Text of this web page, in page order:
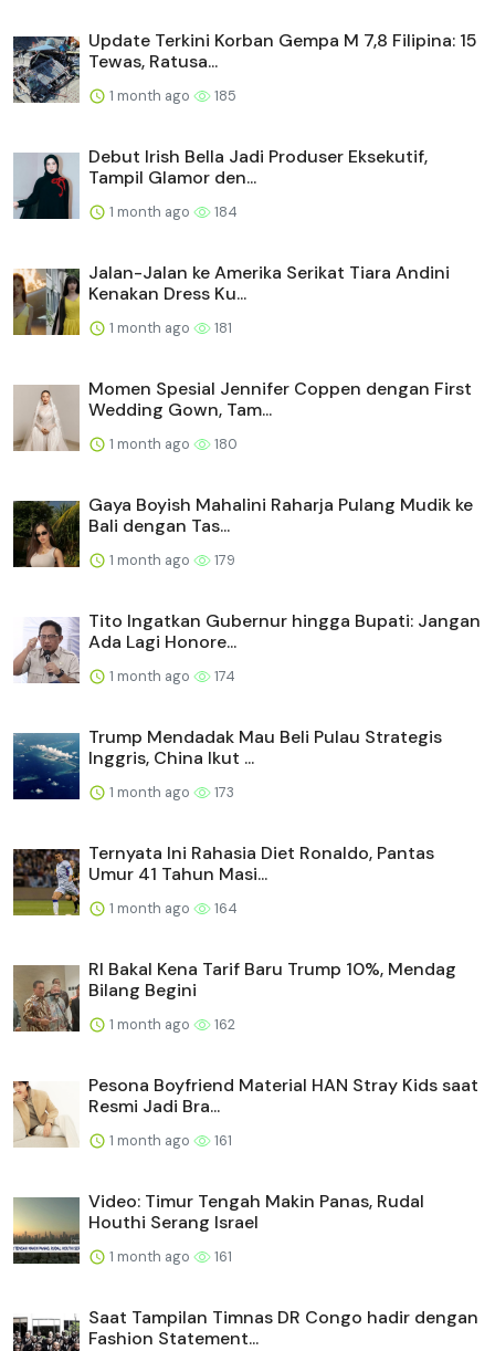
Update Terkini Korban Gempa M 7,8 Filipina: 15
Tewas, Ratusa...
1 month ago 185
Debut Irish Bella Jadi Produser Eksekutif,
Tampil Glamor den...
1 month ago 184
Jalan-Jalan ke Amerika Serikat Tiara Andini
Kenakan Dress Ku...
1 month ago 181
Momen Spesial Jennifer Coppen dengan First
Wedding Gown, Tam...
1 month ago 180
Gaya Boyish Mahalini Raharja Pulang Mudik ke
Bali dengan Tas...
1 month ago 179
Tito Ingatkan Gubernur hingga Bupati: Jangan
Ada Lagi Honore...
1 month ago 174
Trump Mendadak Mau Beli Pulau Strategis
Inggris, China Ikut ...
1 month ago 173
Ternyata Ini Rahasia Diet Ronaldo, Pantas
Umur 41 Tahun Masi...
1 month ago 164
RI Bakal Kena Tarif Baru Trump 10%, Mendag
Bilang Begini
1 month ago 162
Pesona Boyfriend Material HAN Stray Kids saat
Resmi Jadi Bra...
1 month ago 161
Video: Timur Tengah Makin Panas, Rudal
Houthi Serang Israel
1 month ago 161
Saat Tampilan Timnas DR Congo hadir dengan
Fashion Statement...